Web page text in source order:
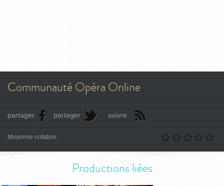
Communauté Opéra Online
partager partager suivre
Moyenne notation
Productions liées